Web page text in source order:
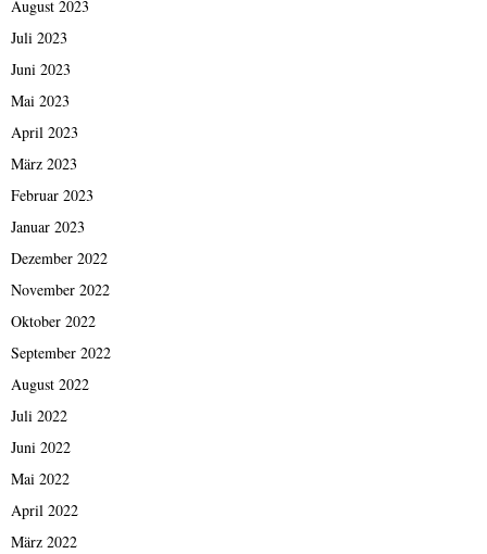
August 2023
Juli 2023
Juni 2023
Mai 2023
April 2023
März 2023
Februar 2023
Januar 2023
Dezember 2022
November 2022
Oktober 2022
September 2022
August 2022
Juli 2022
Juni 2022
Mai 2022
April 2022
März 2022